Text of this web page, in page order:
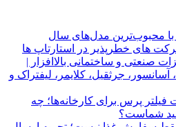
با محبوب‌ترین مدل‌های سال
های خطرپذیر در استارتاپ ها
صنعتی و ساختمانی بالاافزار |
آسانسور، جرثقیل، کلایمر، لیفتراک و
فیلتر پرس برای کارخانه‌ها؛ چه
شماست؟